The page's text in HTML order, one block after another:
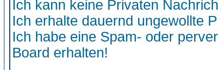
Ich kann keine Privaten
Ich erhalte dauernd ungewollte
Ich habe eine Spam- oder
Board erhalten!